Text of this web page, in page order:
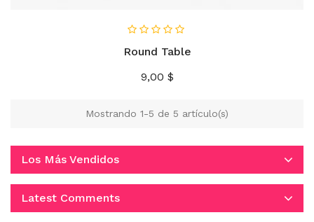
Round Table
Precio
9,00 $
Mostrando 1-5 de 5 artículo(s)
Los Más Vendidos
Latest Comments